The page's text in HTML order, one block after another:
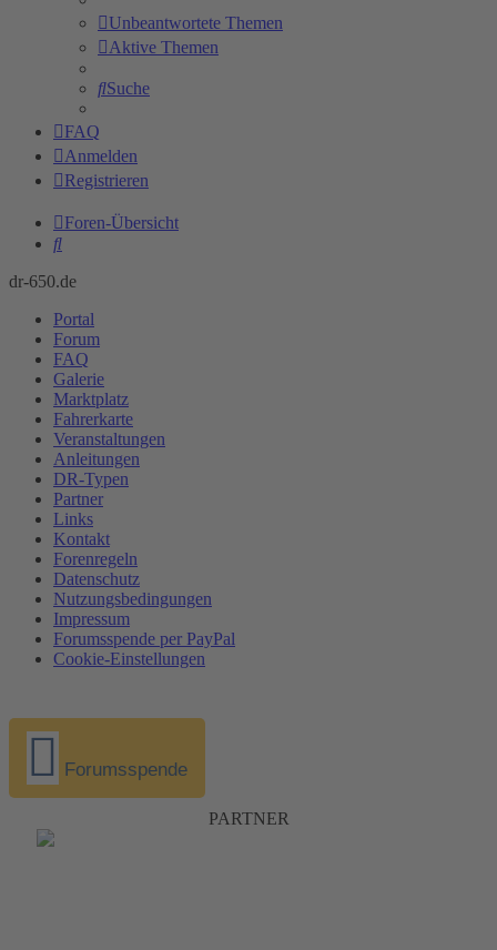
Unbeantwortete Themen
Aktive Themen
Suche
FAQ
Anmelden
Registrieren
Foren-Übersicht
Suche
dr-650.de
Portal
Forum
FAQ
Galerie
Marktplatz
Fahrerkarte
Veranstaltungen
Anleitungen
DR-Typen
Partner
Links
Kontakt
Forenregeln
Datenschutz
Nutzungsbedingungen
Impressum
Forumsspende per PayPal
Cookie-Einstellungen
Forumsspende
PARTNER